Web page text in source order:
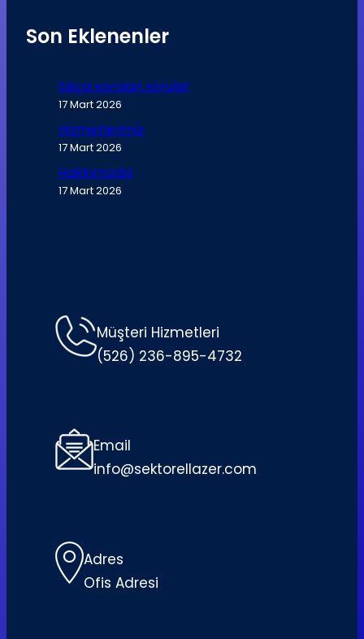
Son Eklenenler
Sıkça sorulan sorular
17 Mart 2026
Hizmetlerimiz
17 Mart 2026
Hakkımızda
17 Mart 2026
Müşteri Hizmetleri
(526) 236-895-4732
Email
info@sektorellazer.com
Adres
Ofis Adresi